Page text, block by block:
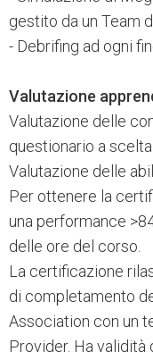
gestito da un Team
- Debrifing ad ogni
Valutazione
Valutazione delle
questionario a scelta
Valutazione delle
Per ottenere la
una performance
delle ore del corso.
La certificazione
di completamento
Association con un
Provider. Ha validità